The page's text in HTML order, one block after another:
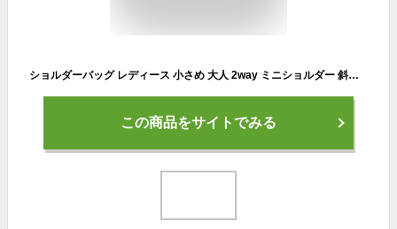
ショルダーバッグ レディース 小さめ 大人 2way ミニショルダー 斜めがけ かわいい ママ マザーズバッグ ショルダー お財布 お財布ポシェット バッグ ポケット たくさん スマホ ポーチ サコッシュ 撥水 お財布バッグ おしゃれ コンパクト
この商品をサイトでみる